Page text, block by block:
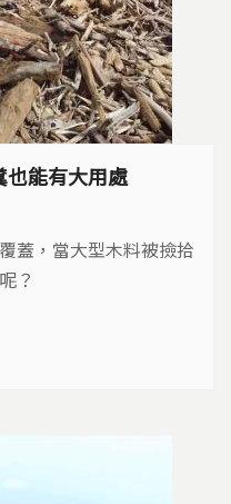
也能有大用處
蓋，當大型木料被撿拾
？